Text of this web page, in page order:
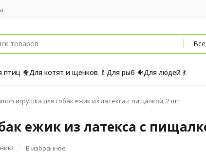
птиц 🐥Для котят и щенков 🍼 Для рыб 🐠Для людей 💃
игрушка для собак ежик из латекса с пищалкой, 2 шт
ежик из латекса с
В избранное